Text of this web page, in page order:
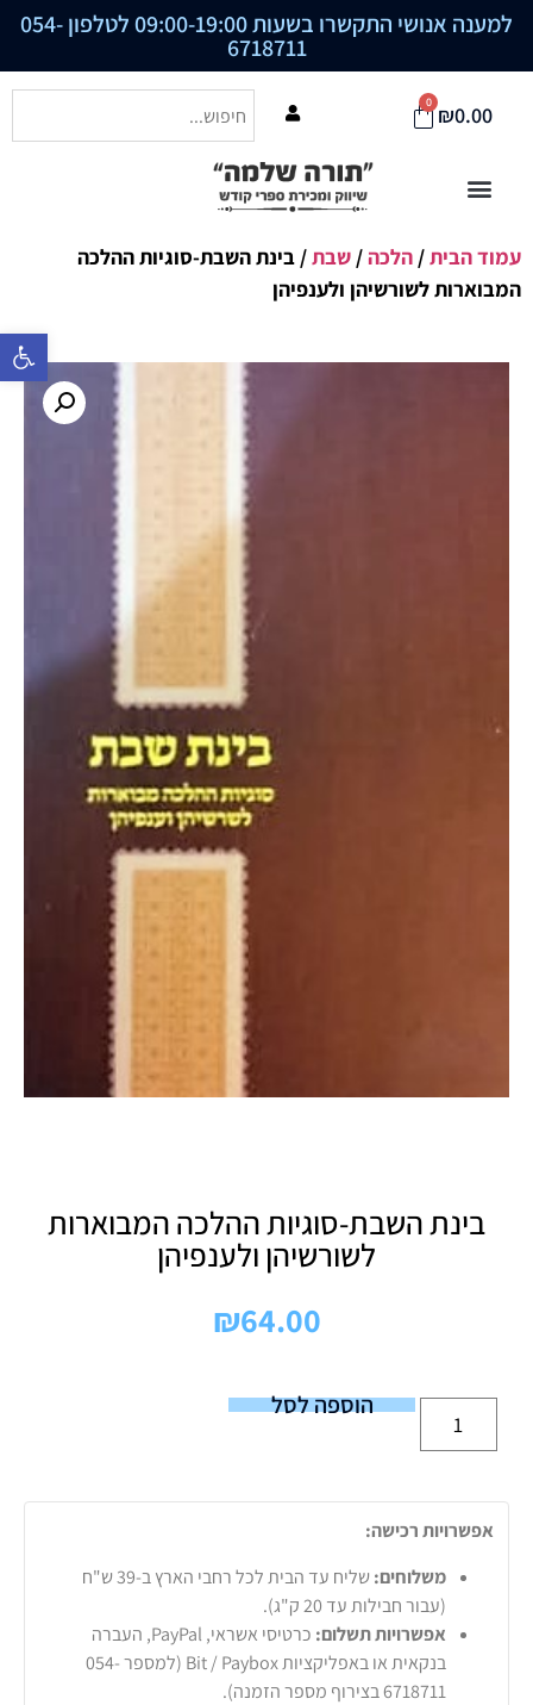
פתח סרגל
למענה אנושי התקשרו בשעות 09:00-19:00 לטלפון 054-
6718711
₪0.00
0
עמוד הבית/ הלכה/ שבת/ בינת השבת-סוגיות ההלכה
המבוארות לשורשיהן ולענפיהן
בינת השבת-סוגיות ההלכה המבוארות
לשורשיהן ולענפיהן
₪64.00
הוספה לסל
אפשרויות רכישה:
משלוחים:
שליח עד הבית לכל רחבי הארץ ב-39 ש"ח
(עבור חבילות עד 20 ק"ג).
אפשרויות תשלום:
כרטיסי אשראי, PayPal, העברה
בנקאית או באפליקציות Bit / Paybox (למספר 054-
6718711 בצירוף מספר הזמנה).